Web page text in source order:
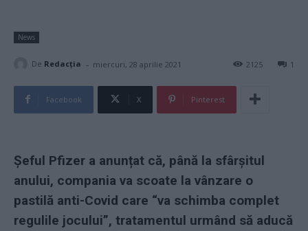
News
De Redacţia - miercuri, 28 aprilie 2021 1
2125
Facebook X Pinterest
Șeful Pfizer a anunțat că, până la sfârșitul
anului, compania va scoate la vânzare o
pastilă anti-Covid care “va schimba complet
regulile jocului”, tratamentul urmând să aducă